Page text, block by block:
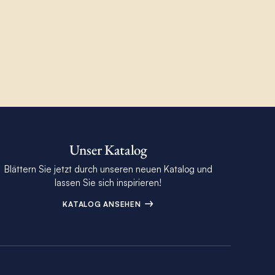
Unser Katalog
Blättern Sie jetzt durch unseren neuen Katalog und
lassen Sie sich inspirieren!
KATALOG ANSEHEN